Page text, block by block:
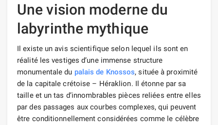
Une vision moderne du
labyrinthe mythique
Il existe un avis scientifique selon lequel ils sont en
réalité les vestiges d’une immense structure
monumentale du palais de Knossos, située à proximité
de la capitale crétoise – Héraklion. Il étonne par sa
taille et un tas d’innombrables pièces reliées entre elles
par des passages aux courbes complexes, qui peuvent
être conditionnellement considérées comme le célèbre